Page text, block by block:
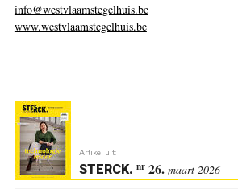
info@westvlaamstegelhuis.be
www.westvlaamstegelhuis.be
Artikel uit:
STERCK. nr26. maart 2026